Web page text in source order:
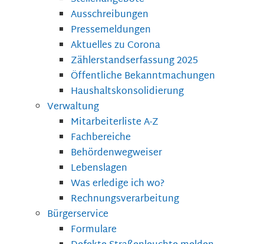
Ausschreibungen
Pressemeldungen
Aktuelles zu Corona
Zählerstandserfassung 2025
Öffentliche Bekanntmachungen
Haushaltskonsolidierung
Verwaltung
Mitarbeiterliste A-Z
Fachbereiche
Behördenwegweiser
Lebenslagen
Was erledige ich wo?
Rechnungsverarbeitung
Bürgerservice
Formulare